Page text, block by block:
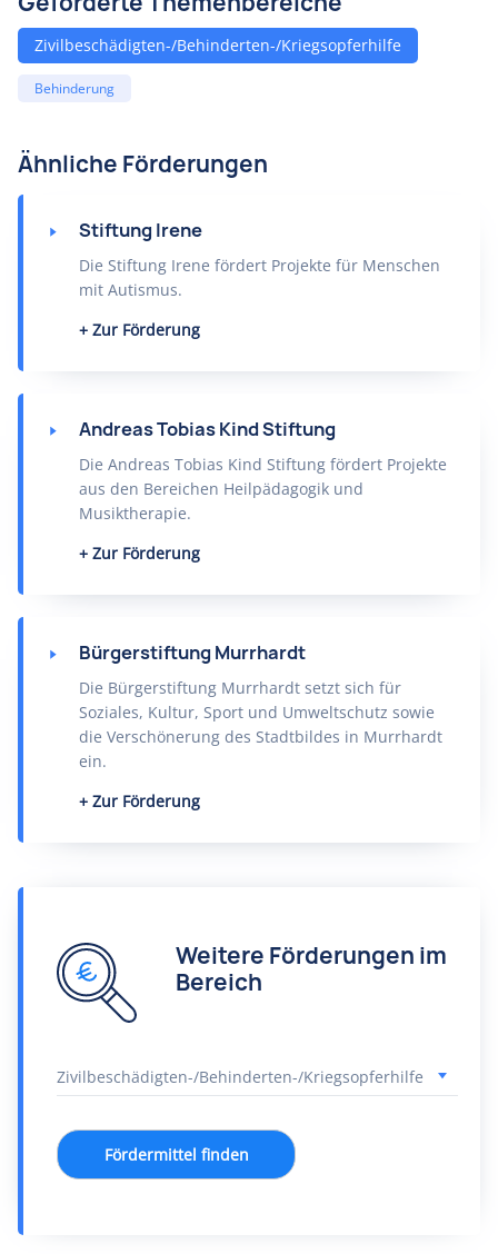
Zivilbeschädigten-/Behinderten-/Kriegsopferhilfe
Behinderung
Ähnliche Förderungen
Stiftung Irene
Die Stiftung Irene fördert Projekte für Menschen
mit Autismus.
Zur Förderung
Andreas Tobias Kind Stiftung
Die Andreas Tobias Kind Stiftung fördert Projekte
aus den Bereichen Heilpädagogik und
Musiktherapie.
Zur Förderung
Bürgerstiftung Murrhardt
Die Bürgerstiftung Murrhardt setzt sich für
Soziales, Kultur, Sport und Umweltschutz sowie
die Verschönerung des Stadtbildes in Murrhardt
ein.
Zur Förderung
Weitere Förderungen im
Bereich
Fördermittel finden